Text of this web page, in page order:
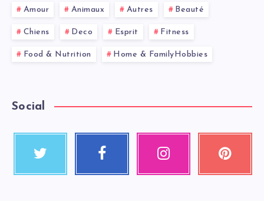
Amour Animaux Autres Beauté
Chiens Deco Esprit Fitness
Food & Nutrition Home & FamilyHobbies
Social